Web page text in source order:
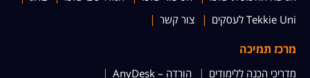
Tekkie Uni לעסקים
צור קשר
מרכז תמיכה
מדריכי הכנה ללימודים
הורדה – AnyDesk